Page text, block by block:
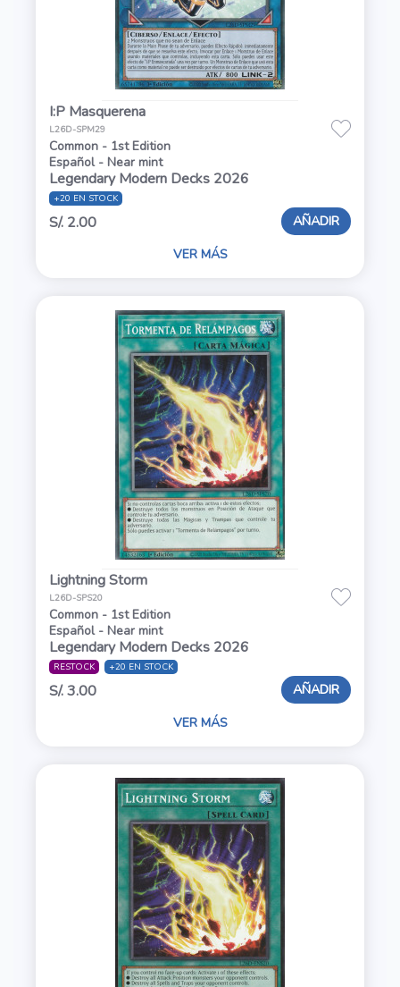
I:P Masquerena
L26D-SPM29
Common - 1st Edition
Español - Near mint
Legendary Modern Decks 2026
+20 EN STOCK
S/. 2.00 AÑADIR
VER MÁS
Lightning Storm
L26D-SPS20
Common - 1st Edition
Español - Near mint
Legendary Modern Decks 2026
RESTOCK +20 EN STOCK
S/. 3.00 AÑADIR
VER MÁS